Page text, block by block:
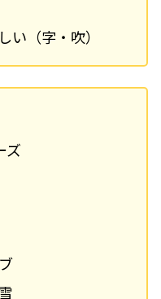
い（字・吹）
ズ